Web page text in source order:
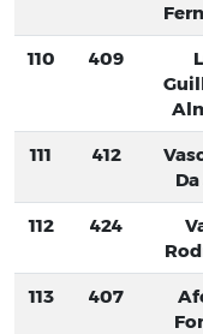
110 409
111 412
112 424
113
407